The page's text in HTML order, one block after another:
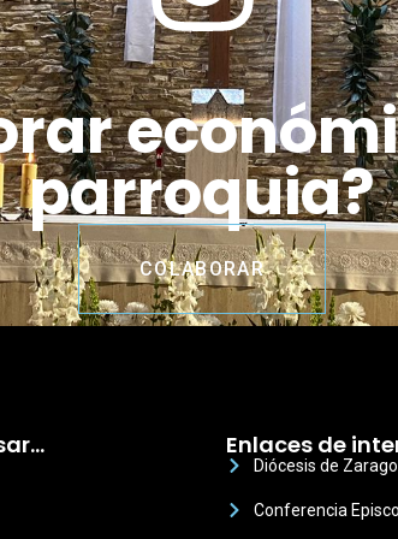
parroquia?
COLABORAR
Enlaces de
Diócesis de
Conferencia